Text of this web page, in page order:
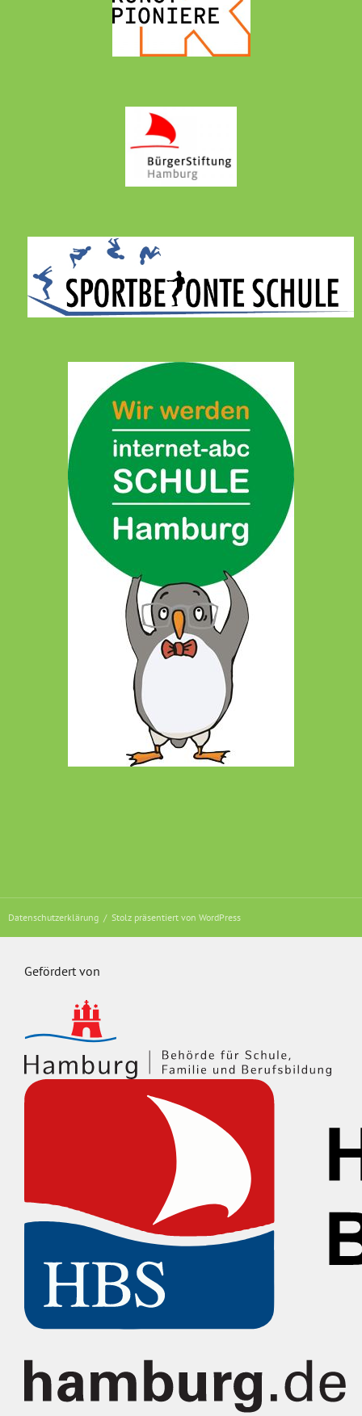
Datenschutzerklärung Stolz präsentiert von WordPress
Gefördert von